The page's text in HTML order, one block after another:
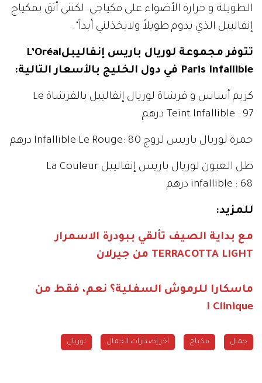
الطويلة و حرارة الأضواء على مكياجي. لكنني أثق بمكياج
إنفاليبل الذي يدوم طويلاً ولايخذلني أبداً".
تتوفر مجموعة لوريال باريس إنفاليبلL’Oréal
Paris Infallible في دول الخليج بالأسعار التالية:
كريم أساس و فرشاة لوريال إنفاليبل بالفرشاة Le
Teint Infallible : 97 درهم
حمرة لوريال باريس لروج Infallible Le Rouge: 80 درهم
ظل العيون لوريال باريس إنفاليبل La Couleur
infallible : 68 درهم
للمزيد:
مع بداية الصيف تألقي ببودرة الاسمرار
TERRACOTTA LIGHT من جيرلان
ماسكارا للرموش السفلية؟ نعم، فقط من
Clinique !
جمال مكياج آخر إصدارات الجمال لوريال